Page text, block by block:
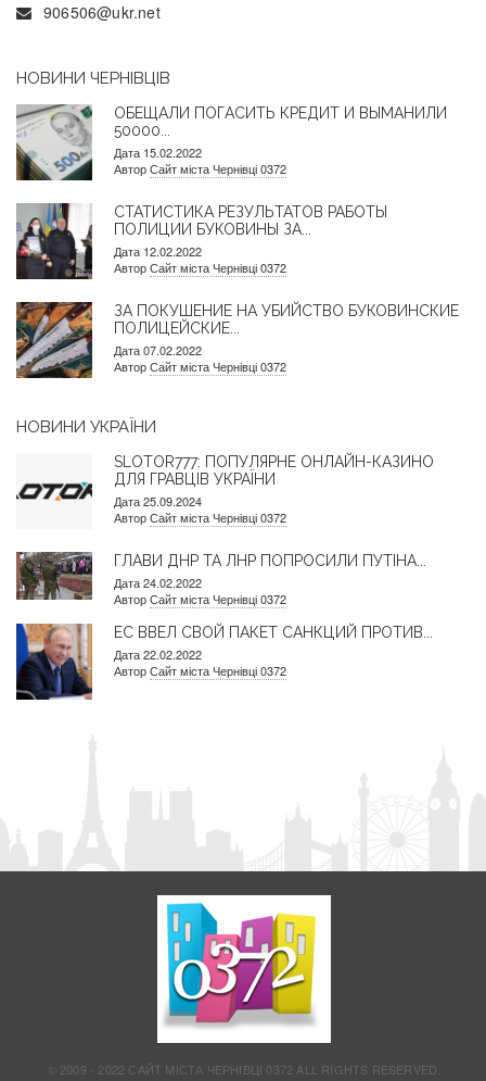
906506@ukr.net
НОВИНИ ЧЕРНІВЦІВ
ОБЕЩАЛИ ПОГАСИТЬ КРЕДИТ И ВЫМАНИЛИ
50000...
Дата 15.02.2022
АвторСайт міста Чернівці 0372
СТАТИСТИКА РЕЗУЛЬТАТОВ РАБОТЫ
ПОЛИЦИИ БУКОВИНЫ ЗА...
Дата 12.02.2022
АвторСайт міста Чернівці 0372
ЗА ПОКУШЕНИЕ НА УБИЙСТВО БУКОВИНСКИЕ
ПОЛИЦЕЙСКИЕ...
Дата 07.02.2022
АвторСайт міста Чернівці 0372
НОВИНИ УКРАЇНИ
SLOTOR777: ПОПУЛЯРНЕ ОНЛАЙН-КАЗИНО
ДЛЯ ГРАВЦІВ УКРАЇНИ
Дата 25.09.2024
АвторСайт міста Чернівці 0372
ГЛАВИ ДНР ТА ЛНР ПОПРОСИЛИ ПУТІНА...
Дата 24.02.2022
АвторСайт міста Чернівці 0372
ЕС ВВЕЛ СВОЙ ПАКЕТ САНКЦИЙ ПРОТИВ...
Дата 22.02.2022
АвторСайт міста Чернівці 0372
© 2009 - 2022 САЙТ МІСТА ЧЕРНІВЦІ 0372 ALL RIGHTS RESERVED.